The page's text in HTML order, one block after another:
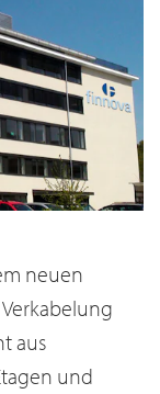
neuen
aus
und